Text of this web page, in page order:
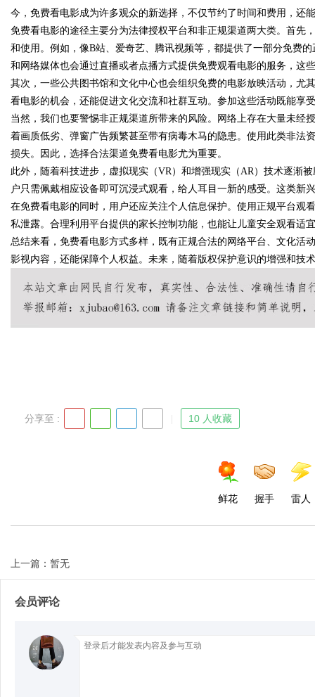
uz
!
今，免费看电影成为许多观众的新选择，不仅节约了时间和费用，还
免费看电影的途径主要分为法律授权平台和非正规渠道两大类。首先
和使用。例如，像B站、爱奇艺、腾讯视频等，都提供了一部分免费
和网络媒体也会通过直播或者点播方式提供免费观看电影的服务，这
其次，一些公共图书馆和文化中心也会组织免费的电影放映活动，尤
看电影的机会，还能促进文化交流和社群互动。参加这些活动既能享
当然，我们也要警惕非正规渠道所带来的风险。网络上存在大量未经
着画质低劣、弹窗广告频繁甚至带有病毒木马的隐患。使用此类非法
损失。因此，选择合法渠道免费看电影尤为重要。
此外，随着科技进步，虚拟现实（VR）和增强现实（AR）技术逐渐
户只需佩戴相应设备即可沉浸式观看，给人耳目一新的感受。这类新
在免费看电影的同时，用户还应关注个人信息保护。使用正规平台观
私泄露。合理利用平台提供的家长控制功能，也能让儿童安全观看适
总结来看，免费看电影方式多样，既有正规合法的网络平台、文化活
影视内容，还能保障个人权益。未来，随着版权保护意识的增强和技
分享至 : 10 人收藏
鲜花 握手 雷人
上一篇：暂无
会员评论